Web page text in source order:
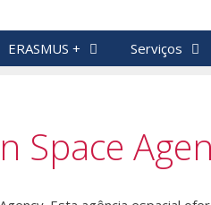
ERASMUS + Serviços
Space